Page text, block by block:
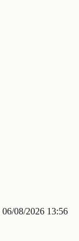
06/08/2026 13:56